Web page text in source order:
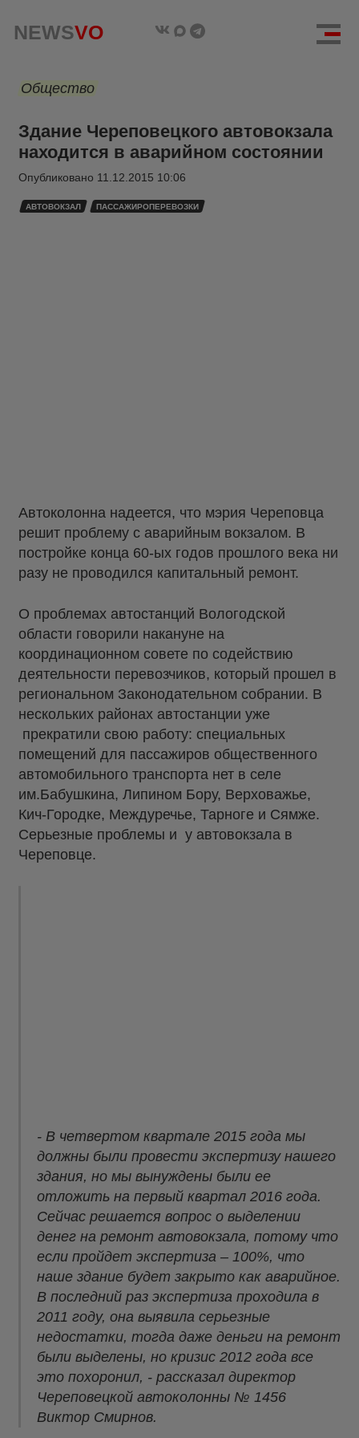
NEWSVO
Общество
Здание Череповецкого автовокзала
находится в аварийном состоянии
Опубликовано 11.12.2015 10:06
АВТОВОКЗАЛ ПАССАЖИРОПЕРЕВОЗКИ
Автоколонна надеется, что мэрия Череповца
решит проблему с аварийным вокзалом. В
постройке конца 60-ых годов прошлого века ни
разу не проводился капитальный ремонт.
О проблемах автостанций Вологодской
области говорили накануне на
координационном совете по содействию
деятельности перевозчиков, который прошел в
региональном Законодательном собрании. В
нескольких районах автостанции уже
прекратили свою работу: специальных
помещений для пассажиров общественного
автомобильного транспорта нет в селе
им.Бабушкина, Липином Бору, Верховажье,
Кич-Городке, Междуречье, Тарноге и Сямже.
Серьезные проблемы и у автовокзала в
Череповце.
- В четвертом квартале 2015 года мы
должны были провести экспертизу нашего
здания, но мы вынуждены были ее
отложить на первый квартал 2016 года.
Сейчас решается вопрос о выделении
денег на ремонт автовокзала, потому что
если пройдет экспертиза – 100%, что
наше здание будет закрыто как аварийное.
В последний раз экспертиза проходила в
2011 году, она выявила серьезные
недостатки, тогда даже деньги на ремонт
были выделены, но кризис 2012 года все
это похоронил, - рассказал директор
Череповецкой автоколонны № 1456
Виктор Смирнов.